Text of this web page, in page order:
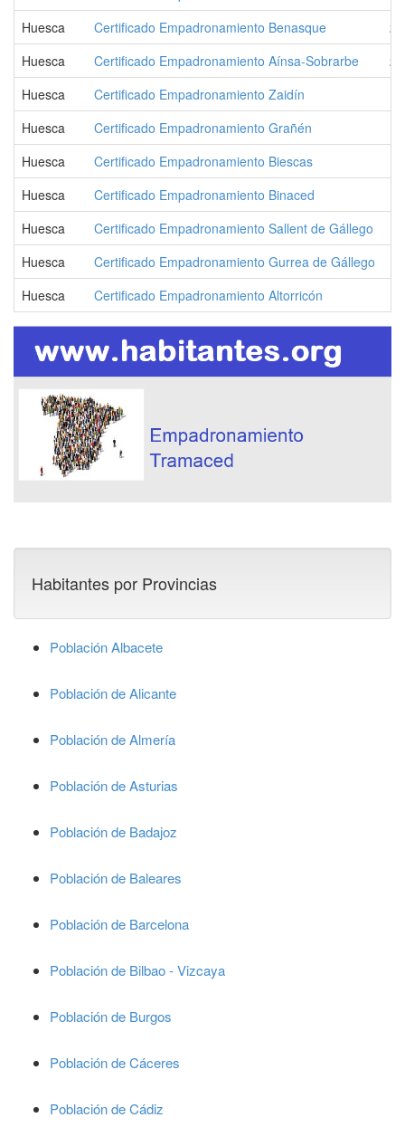
Huesca
Certificado Empadronamiento Benasque
Huesca
Certificado Empadronamiento Aínsa-Sobrarbe
Huesca
Certificado Empadronamiento Zaidín
Huesca
Certificado Empadronamiento Grañén
Huesca
Certificado Empadronamiento Biescas
Huesca
Certificado Empadronamiento Binaced
Huesca
Certificado Empadronamiento Sallent de Gállego
Huesca
Certificado Empadronamiento Gurrea de Gállego
Huesca
Certificado Empadronamiento Altorricón
Habitantes por Provincias
Población Albacete
Población de Alicante
Población de Almería
Población de Asturias
Población de Badajoz
Población de Baleares
Población de Barcelona
Población de Bilbao - Vizcaya
Población de Burgos
Población de Cáceres
Población de Cádiz